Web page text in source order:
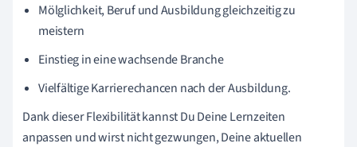
Mölglichkeit, Beruf und Ausbildung gleichzeitig zu
meistern
Einstieg in eine wachsende Branche
Vielfältige Karrierechancen nach der Ausbildung.
Dank dieser Flexibilität kannst Du Deine Lernzeiten
anpassen und wirst nicht gezwungen, Deine aktuellen